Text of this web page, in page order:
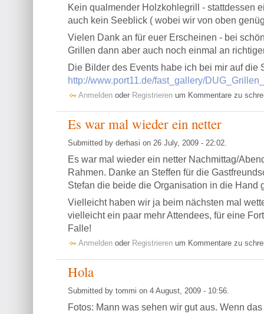
Kein qualmender Holzkohlegrill - stattdessen
auch kein Seeblick ( wobei wir von oben
Vielen Dank an für euer Erscheinen - bei
Grillen dann aber auch noch einmal an
Die Bilder des Events habe ich bei mir auf die
http://www.port11.de/fast_gallery/
Anmelden oder Registrieren um Kommentare zu
Es war mal wieder ein netter
Submitted by derhasi on 26 July, 2009 - 22:02.
Es war mal wieder ein netter Nachmittag/
Rahmen. Danke an Steffen für die
Stefan die beide die Organisation in die Hand
Vielleicht haben wir ja beim nächsten mal
vielleicht ein paar mehr Attendees, für eine
Falle!
Anmelden oder Registrieren um Kommentare zu
Hola
Submitted by tommi on 4 August, 2009 - 10:56.
Fotos: Mann was sehen wir gut aus. Wenn